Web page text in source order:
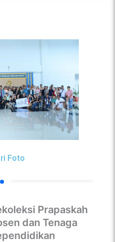
Foto
Prapaskah
dan Tenaga